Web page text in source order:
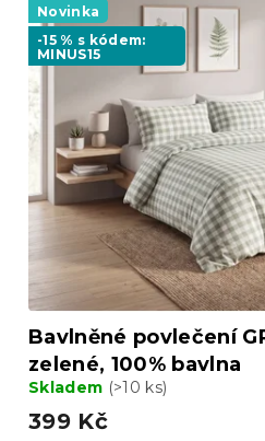
Novinka
-15 % s kódem:
MINUS15
Bavlněné povlečení
zelené, 100% bavlna
Skladem (>10 ks)
399 Kč